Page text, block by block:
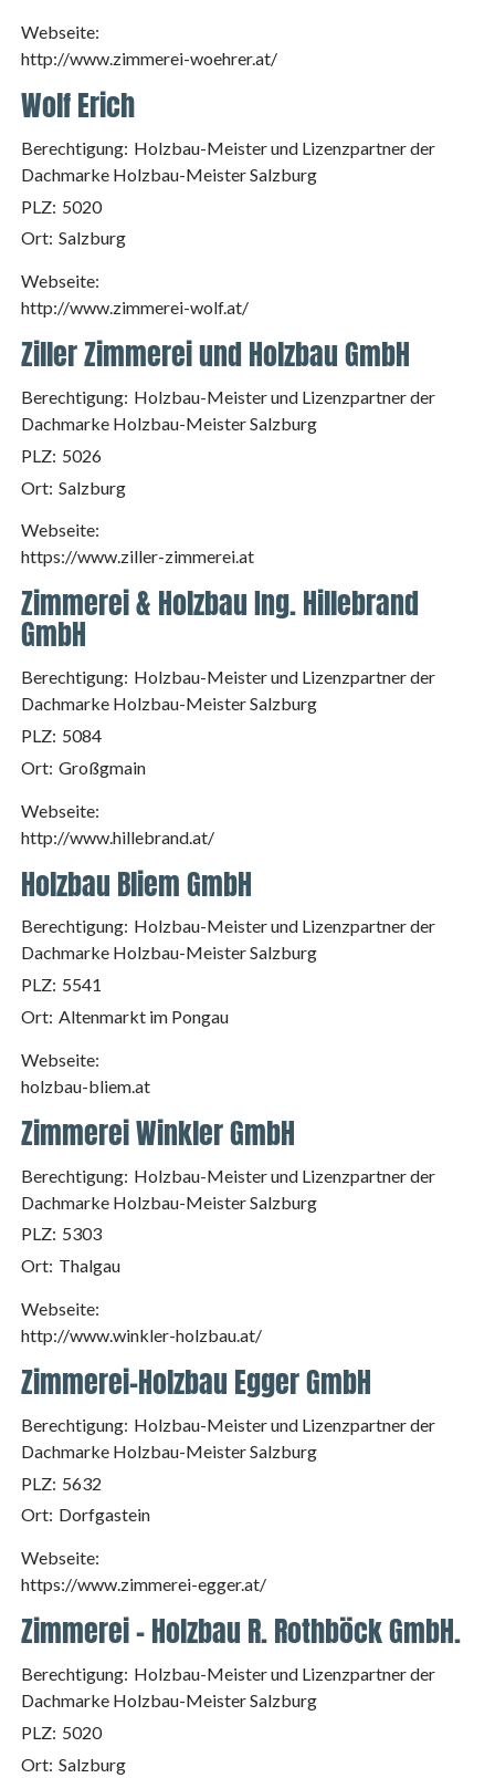
Webseite:
http://www.zimmerei-woehrer.at/
Wolf Erich
Berechtigung: Holzbau-Meister und Lizenzpartner der
Dachmarke Holzbau-Meister Salzburg
PLZ: 5020
Ort: Salzburg
Webseite:
http://www.zimmerei-wolf.at/
Ziller Zimmerei und Holzbau GmbH
Berechtigung: Holzbau-Meister und Lizenzpartner der
Dachmarke Holzbau-Meister Salzburg
PLZ: 5026
Ort: Salzburg
Webseite:
https://www.ziller-zimmerei.at
Zimmerei & Holzbau Ing. Hillebrand
GmbH
Berechtigung: Holzbau-Meister und Lizenzpartner der
Dachmarke Holzbau-Meister Salzburg
PLZ: 5084
Ort: Großgmain
Webseite:
http://www.hillebrand.at/
Holzbau Bliem GmbH
Berechtigung: Holzbau-Meister und Lizenzpartner der
Dachmarke Holzbau-Meister Salzburg
PLZ: 5541
Ort: Altenmarkt im Pongau
Webseite:
holzbau-bliem.at
Zimmerei Winkler GmbH
Berechtigung: Holzbau-Meister und Lizenzpartner der
Dachmarke Holzbau-Meister Salzburg
PLZ: 5303
Ort: Thalgau
Webseite:
http://www.winkler-holzbau.at/
Zimmerei-Holzbau Egger GmbH
Berechtigung: Holzbau-Meister und Lizenzpartner der
Dachmarke Holzbau-Meister Salzburg
PLZ: 5632
Ort: Dorfgastein
Webseite:
https://www.zimmerei-egger.at/
Zimmerei - Holzbau R. Rothböck GmbH.
Berechtigung: Holzbau-Meister und Lizenzpartner der
Dachmarke Holzbau-Meister Salzburg
PLZ: 5020
Ort: Salzburg